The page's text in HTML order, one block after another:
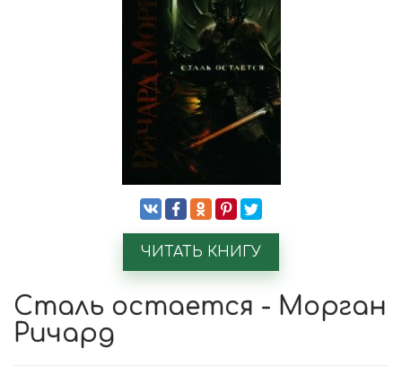
ЧИТАТЬ КНИГУ
Сталь остается - Морган
Ричард